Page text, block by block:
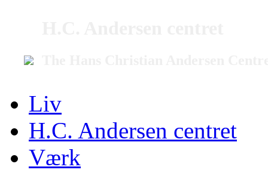
Liv
H.C. Andersen centret
Værk